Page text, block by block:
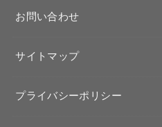
お問い合わせ
サイトマップ
プライバシーポリシー